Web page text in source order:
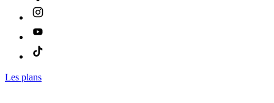
Les plans